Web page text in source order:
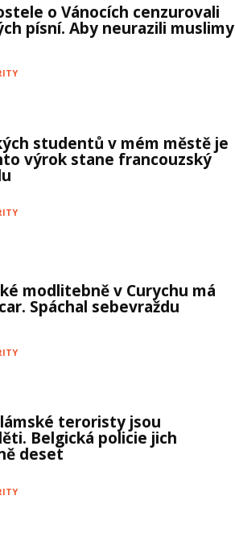
o Vánocích cenzurovali
písní. Aby neurazili muslimy
studentů v mém městě je
výrok stane francouzský
modlitebně v Curychu má
Spáchal sebevraždu
teroristy jsou
Belgická policie jich
deset